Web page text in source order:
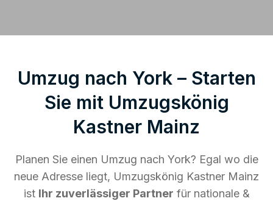
Umzug nach York – Starten
Sie mit Umzugskönig
Kastner Mainz
Planen Sie einen Umzug nach York? Egal wo die
neue Adresse liegt, Umzugskönig Kastner Mainz
ist Ihr zuverlässiger Partner für nationale &